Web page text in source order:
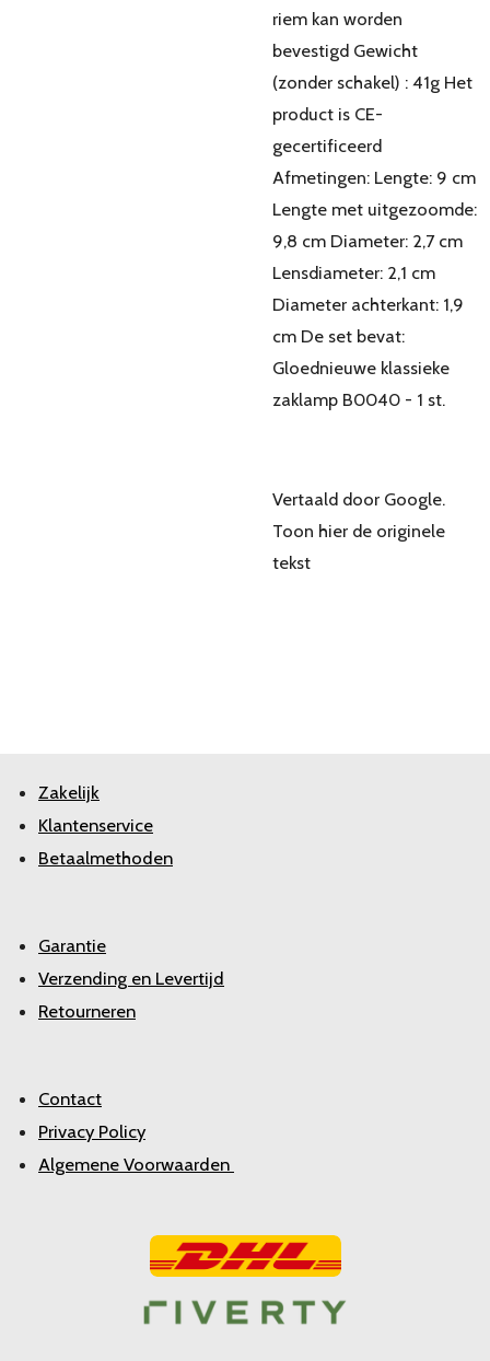
riem kan worden
bevestigd Gewicht
(zonder schakel) : 41g Het
product is CE-
gecertificeerd
Afmetingen: Lengte: 9 cm
Lengte met uitgezoomde:
9,8 cm Diameter: 2,7 cm
Lensdiameter: 2,1 cm
Diameter achterkant: 1,9
cm De set bevat:
Gloednieuwe klassieke
zaklamp B0040 - 1 st.
Vertaald door Google.
Toon hier de originele
tekst
Zakelijk
Klantenservice
Betaalmethoden
Garantie
Verzending en Levertijd
Retourneren
Contact
Privacy Policy
Algemene Voorwaarden